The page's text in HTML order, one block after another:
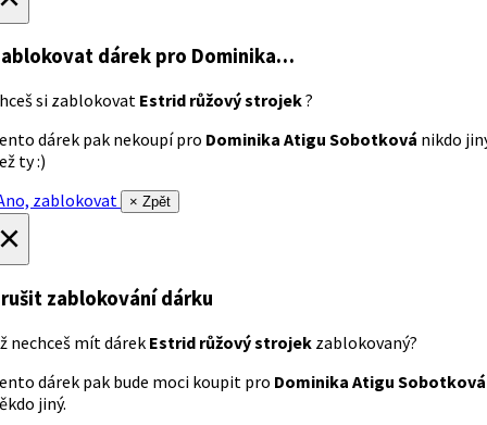
dárek pro Dominika…
si zablokovat Estrid růžový strojek?
dárek pak nekoupí pro Dominika Atigu Sobotková nikdo
ty :)
zablokovat
× Zpět
zablokování dárku
nechceš mít dárek Estrid růžový strojek zablokovaný?
dárek pak bude moci koupit pro Dominika Atigu Sobotková
jiný.